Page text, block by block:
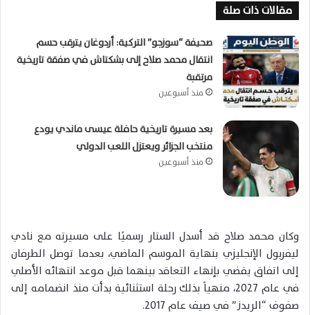
مقالات ذات صلة
صحيفة “سوزجو” التركية: أردوغان يترقب حسم
انتقال محمد صلاح إلى بشكتاش في صفقة تاريخية
مرتقبة
منذ أسبوعين
بعد مسيرة تاريخية حافلة عيسى ماندي يودع
منتخب الجزائر ويعتزل اللعب الدولي
منذ أسبوعين
وكان محمد صلاح قد أسدل الستار رسميًا على مسيرته مع نادي
ليفربول الإنجليزي بنهاية الموسم الماضي، بعدما توصل الطرفان
إلى اتفاق يقضي بإنهاء التعاقد بينهما قبل موعد انتهائه الأصلي
في عام 2027، منهياً بذلك رحلة استثنائية بدأت منذ انضمامه إلى
صفوف “الريدز” في صيف عام 2017.